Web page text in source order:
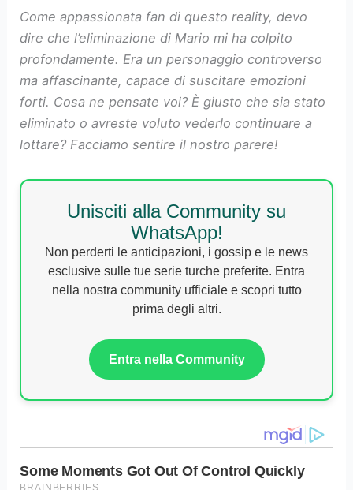
Come appassionata fan di questo reality, devo
dire che l’eliminazione di Mario mi ha colpito
profondamente. Era un personaggio controverso
ma affascinante, capace di suscitare emozioni
forti. Cosa ne pensate voi? È giusto che sia stato
eliminato o avreste voluto vederlo continuare a
lottare? Facciamo sentire il nostro parere!
Unisciti alla Community su
WhatsApp!
Non perderti le anticipazioni, i gossip e le news
esclusive sulle tue serie turche preferite. Entra
nella nostra community ufficiale e scopri tutto
prima degli altri.
Entra nella Community